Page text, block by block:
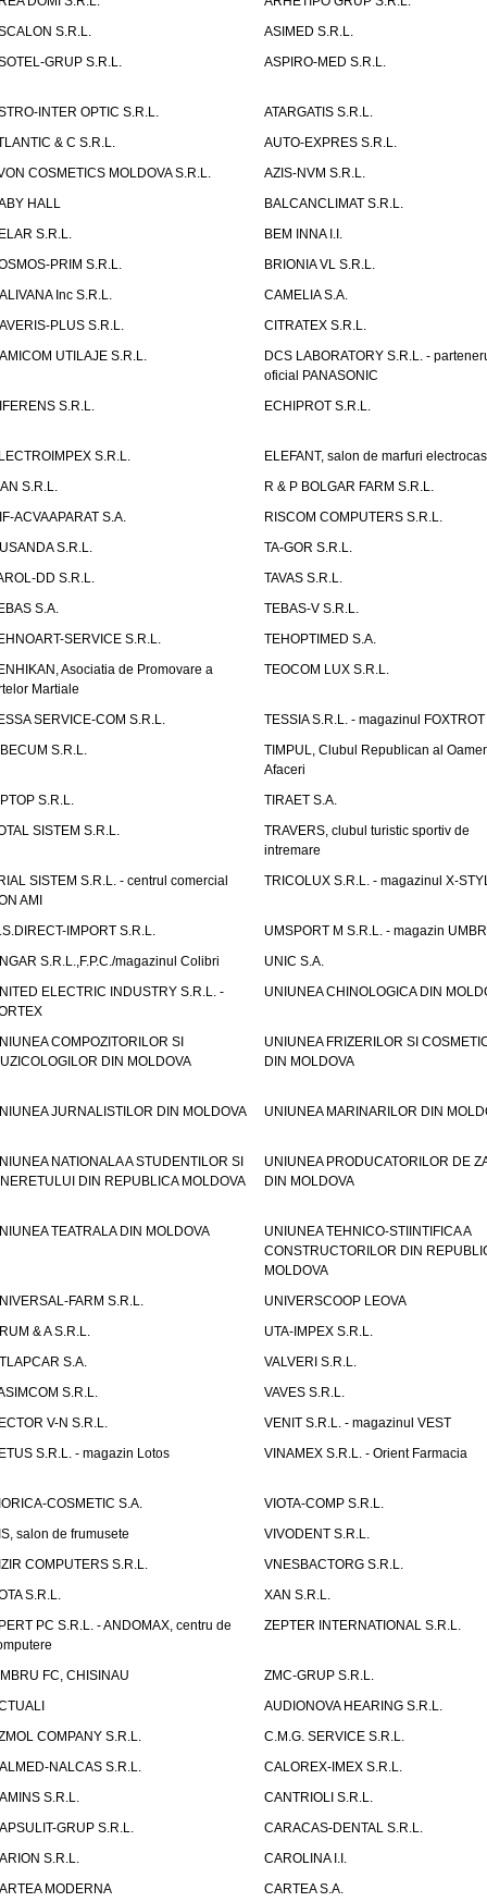
S.R.L.
ASIMED S.R.L.
GRUP S.R.L.
ASPIRO-MED S.R.L.
INTER OPTIC S.R.L.
ATARGATIS S.R.L.
& C S.R.L.
AUTO-EXPRES S.R.L.
COSMETICS MOLDOVA S.R.L.
AZIS-NVM S.R.L.
HALL
BALCANCLIMAT S.R.L.
S.R.L.
BEM INNA I.I.
PRIM S.R.L.
BRIONIA VL S.R.L.
Inc S.R.L.
CAMELIA S.A.
PLUS S.R.L.
CITRATEX S.R.L.
UTILAJE S.R.L.
DCS LABORATORY S.R.L. -
oficial PANASONIC
S.R.L.
ECHIPROT S.R.L.
S.R.L.
ELEFANT, salon de marfuri
S.R.L.
R & P BOLGAR FARM S.R.L.
ACVAAPARAT S.A.
RISCOM COMPUTERS S.R.L.
S.R.L.
TA-GOR S.R.L.
DD S.R.L.
TAVAS S.R.L.
S.A.
TEBAS-V S.R.L.
SERVICE S.R.L.
TEHOPTIMED S.A.
Asociatia de Promovare a
Martiale
TEOCOM LUX S.R.L.
SERVICE-COM S.R.L.
TESSIA S.R.L. - magazinul FOXTROT
S.R.L.
TIMPUL, Clubul Republican al
Afaceri
S.R.L.
TIRAET S.A.
SISTEM S.R.L.
TRAVERS, clubul turistic sportiv de
intremare
SISTEM S.R.L. - centrul comercial
AMI
TRICOLUX S.R.L. - magazinul X-
IMPORT S.R.L.
UMSPORT M S.R.L. - magazin
S.R.L.,F.P.C./magazinul Colibri
UNIC S.A.
ELECTRIC INDUSTRY S.R.L. -
UNIUNEA CHINOLOGICA DIN
COMPOZITORILOR SI
DIN MOLDOVA
UNIUNEA FRIZERILOR SI
DIN MOLDOVA
JURNALISTILOR DIN MOLDOVA UNIUNEA MARINARILOR DIN
NATIONALA A STUDENTILOR SI
DIN REPUBLICA MOLDOVA
UNIUNEA PRODUCATORILOR DE
DIN MOLDOVA
TEATRALA DIN MOLDOVA
UNIUNEA TEHNICO-STIINTIFICA A
CONSTRUCTORILOR DIN
MOLDOVA
FARM S.R.L.
UNIVERSCOOP LEOVA
& A S.R.L.
UTA-IMPEX S.R.L.
S.A.
VALVERI S.R.L.
S.R.L.
VAVES S.R.L.
V-N S.R.L.
VENIT S.R.L. - magazinul VEST
S.R.L. - magazin Lotos
VINAMEX S.R.L. - Orient Farmacia
COSMETIC S.A.
VIOTA-COMP S.R.L.
salon de frumusete
VIVODENT S.R.L.
COMPUTERS S.R.L.
VNESBACTORG S.R.L.
S.R.L.
XAN S.R.L.
PC S.R.L. - ANDOMAX, centru de
ZEPTER INTERNATIONAL S.R.L.
FC, CHISINAU
ZMC-GRUP S.R.L.
AUDIONOVA HEARING S.R.L.
COMPANY S.R.L.
C.M.G. SERVICE S.R.L.
NALCAS S.R.L.
CALOREX-IMEX S.R.L.
S.R.L.
CANTRIOLI S.R.L.
GRUP S.R.L.
CARACAS-DENTAL S.R.L.
S.R.L.
CAROLINA I.I.
MODERNA
CARTEA S.A.